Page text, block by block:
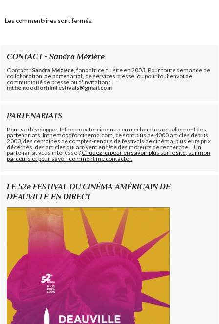
Les commentaires sont fermés.
CONTACT - Sandra Mézière
Contact : Sandra Mézière , fondatrice du site en 2003. Pour toute demande de
collaboration, de partenariat, de services presse, ou pour tout envoi de
communiqué de presse ou d'invitation :
inthemoodforfilmfestivals@gmail.com
PARTENARIATS
Pour se développer, Inthemoodforcinema.com recherche actuellement des
partenariats. Inthemoodforcinema.com, ce sont plus de 4000 articles depuis
2003, des centaines de comptes-rendus de festivals de cinéma, plusieurs prix
décernés, des articles qui arrivent en tête des moteurs de recherche... Un
partenariat vous intéresse ?Cliquez ici pour en savoir plus sur le site, sur mon
parcours et pour savoir comment me contacter.
LE 52e FESTIVAL DU CINÉMA AMÉRICAIN DE
DEAUVILLE EN DIRECT